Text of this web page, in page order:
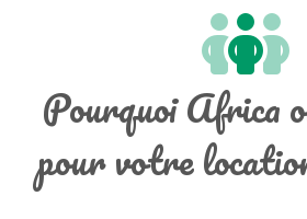
Pourquoi Africa
pour votre